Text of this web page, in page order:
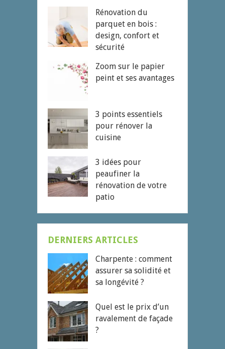
Rénovation du
parquet en bois :
design, confort et
sécurité
Zoom sur le papier
peint et ses avantages
3 points essentiels
pour rénover la
cuisine
3 idées pour
peaufiner la
rénovation de votre
patio
DERNIERS ARTICLES
Charpente : comment
assurer sa solidité et
sa longévité ?
Quel est le prix d’un
ravalement de façade
?